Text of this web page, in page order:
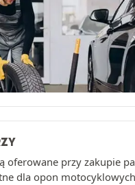
oferowane przy zakupie
dla opon